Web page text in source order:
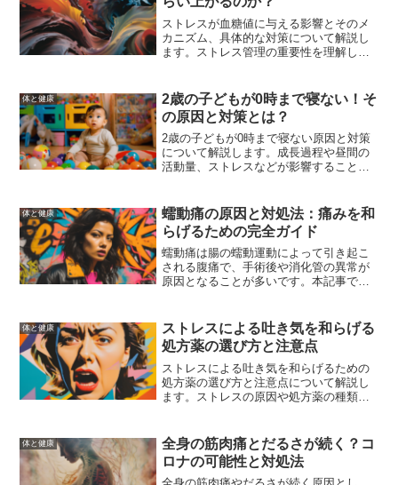
ストレスが血糖値に与える影響とそのメ
カニズム、具体的な対策について解説し
ます。ストレス管理の重要性を理解し、
体と健康
2歳の子どもが0時まで寝ない！そ
の原因と対策とは？
2歳の子どもが0時まで寝ない原因と対策
について解説します。成長過程や昼間の
活動量、ストレスなどが影響することが
ことが重要です。昼寝の時間を調整し、
発達障害やストレスが原因の場合は専門
家のアドバイスを受けることが必要で
す。親としてできる具体的な対策を実践
し、子どもの睡眠環境を改善すること
で、子どもが安心して寝ることができる
体と健康
蠕動痛の原因と対処法：痛みを和
らげるための完全ガイド
蠕動痛は腸の蠕動運動によって引き起こ
される腹痛で、手術後や消化管の異常が
原因となることが多いです。本記事で
るための具体的な方法を紹介します。
体と健康
ストレスによる吐き気を和らげる
処方薬の選び方と注意点
ストレスによる吐き気を和らげるための
処方薬の選び方と注意点について解説し
ます。ストレスの原因や処方薬の種類、
体と健康
全身の筋肉痛とだるさが続く？コ
ロナの可能性と対処法